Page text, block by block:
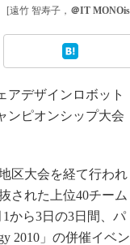
4.0
ータ
[遠竹 智寿子， ＠IT
デザインロボット
ンピオンシップ大会
区大会を経て行われ
された上位40チーム
から3日の3日間、パ
2010」の併催イベン